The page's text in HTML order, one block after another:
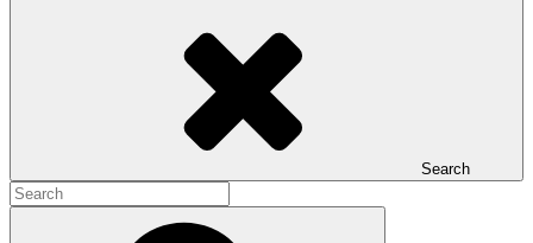
Search
Search
for: